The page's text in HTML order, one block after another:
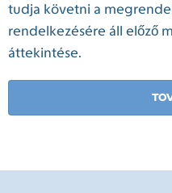
tudja követni a
rendelkezésére áll előző
áttekintése.